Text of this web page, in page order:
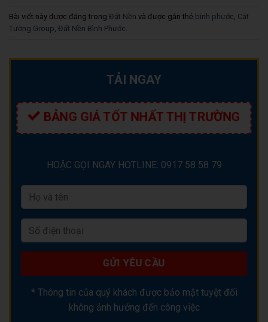
Bài viết này được đăng trong Đất Nền và được gắn thẻ bình phước Cát
Tường Group Đất Nền Bình Phước
TẢI NGAY
BẢNG GIÁ TỐT NHẤT THỊ TRƯỜNG
HOẶC GỌI NGAY HOTLINE: 0917 58 58 79
* Thông tin của quý khách được bảo mật tuyệt đối
không ảnh hướng đến công việc